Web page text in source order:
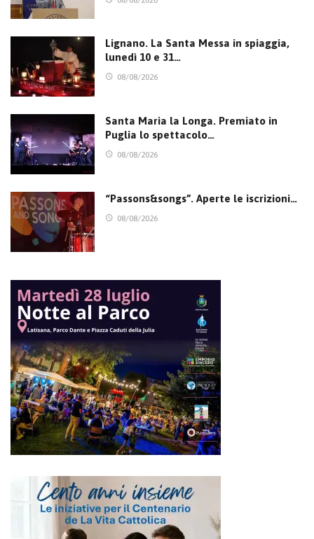
Lignano. La Santa Messa in spiaggia,
lunedì 10 e 31…
08/08/2026
Santa Maria la Longa. Premiato in
Puglia lo spettacolo…
08/08/2026
“Passons&songs”. Aperte le iscrizioni…
08/08/2026